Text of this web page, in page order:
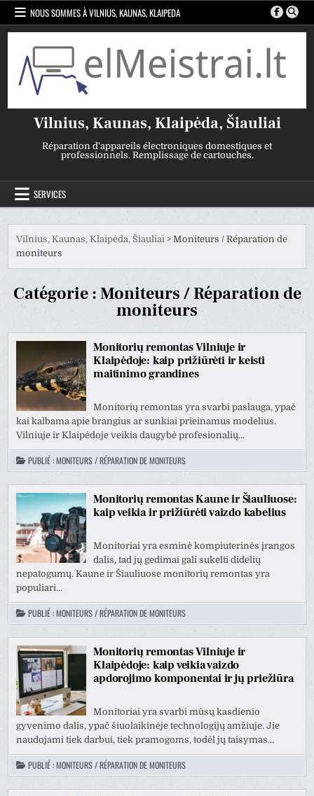
Skip
content
NOUS SOMMES À VILNIUS, KAUNAS, KLAIPEDA
Vilnius, Kaunas, Klaipėda, Šiauliai
Réparation d'appareils électroniques domestiques et
professionnels. Remplissage de cartouches.
SERVICES
Vilnius, Kaunas, Klaipėda, Šiauliai >Moniteurs / Réparation de
moniteurs
Catégorie :Moniteurs / Réparation de
moniteurs
Monitorių remontas Vilniuje ir
Klaipėdoje: kaip prižiūrėti ir keisti
maitinimo grandines
Monitorių remontas yra svarbi paslauga, ypač
kai kalbama apie brangius ar sunkiai prieinamus modelius.
Vilniuje ir Klaipėdoje veikia daugybė profesionalių…
PUBLIÉ :MONITEURS / RÉPARATION DE MONITEURS
Monitorių remontas Kaune ir Šiauliuose:
kaip veikia ir prižiūrėti vaizdo kabelius
Monitoriai yra esminė kompiuterinės įrangos
dalis, tad jų gedimai gali sukelti didelių
nepatogumų. Kaune ir Šiauliuose monitorių remontas yra
populiari…
PUBLIÉ :MONITEURS / RÉPARATION DE MONITEURS
Monitorių remontas Vilniuje ir
Klaipėdoje: kaip veikia vaizdo
apdorojimo komponentai ir jų priežiūra
Monitoriai yra svarbi mūsų kasdienio
gyvenimo dalis, ypač šiuolaikinėje technologijų amžiuje. Jie
naudojami tiek darbui, tiek pramogoms, todėl jų taisymas…
PUBLIÉ :MONITEURS / RÉPARATION DE MONITEURS